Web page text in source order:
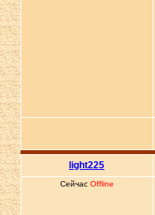
light225
Сейчас Offline